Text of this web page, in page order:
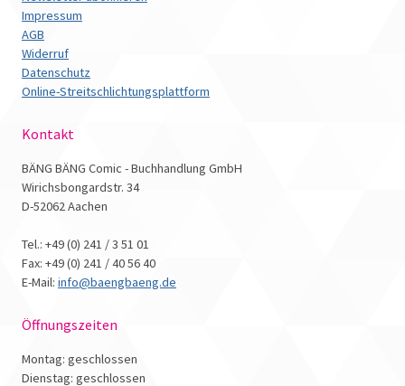
Impressum
AGB
Widerruf
Datenschutz
Online-Streitschlichtungsplattform
Kontakt
BÄNG BÄNG Comic - Buchhandlung GmbH
Wirichsbongardstr. 34
D-52062 Aachen
Tel.: +49 (0) 241 / 3 51 01
Fax: +49 (0) 241 / 40 56 40
E-Mail: info@baengbaeng.de
Öffnungszeiten
Montag: geschlossen
Dienstag: geschlossen